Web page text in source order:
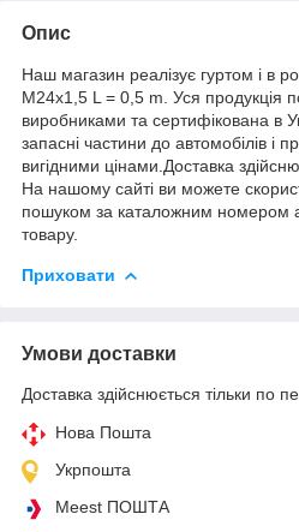
Опис
Наш магазин реалізує гуртом і в
М24х1,5 L = 0,5 m. Уся продукція
виробниками та сертифікована в
запасні частини до автомобілів і
вигідними цінами.Доставка
На нашому сайті ви можете
пошуком за каталожним номером
товару.
Приховати
Умови доставки
Доставка здійснюється тільки по
Нова Пошта
Укрпошта
Meest ПОШТА